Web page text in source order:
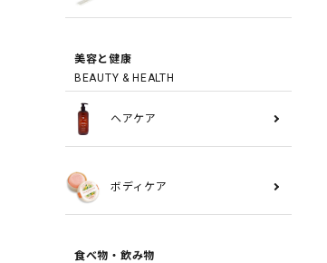
美容と健康
BEAUTY & HEALTH
ヘアケア
ボディケア
食べ物・飲み物